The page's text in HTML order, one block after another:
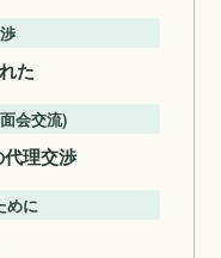
た
会交流)
理交渉
めに